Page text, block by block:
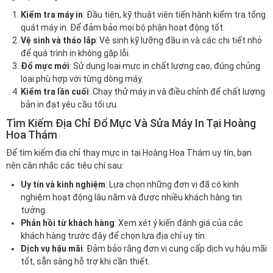
Kiểm tra máy in: Đầu tiên, kỹ thuật viên tiến hành kiểm tra tổng
quát máy in. Để đảm bảo mọi bộ phận hoạt động tốt.
Vệ sinh và tháo lắp: Vệ sinh kỹ lưỡng đầu in và các chi tiết nhỏ
để quá trình in không gặp lỗi.
Đổ mực mới: Sử dụng loại mực in chất lượng cao, đúng chủng
loại phù hợp với từng dòng máy.
Kiểm tra lần cuối: Chạy thử máy in và điều chỉnh để chất lượng
bản in đạt yêu cầu tối ưu.
Tìm Kiếm Địa Chỉ Đổ Mực Và Sửa Máy In Tại Hoàng
Hoa Thám
Để tìm kiếm địa chỉ thay mực in tại Hoàng Hoa Thám uy tín, bạn
nên cân nhắc các tiêu chí sau:
Uy tín và kinh nghiệm: Lựa chọn những đơn vị đã có kinh
nghiệm hoạt động lâu năm và được nhiều khách hàng tin
tưởng.
Phản hồi từ khách hàng: Xem xét ý kiến đánh giá của các
khách hàng trước đây để chọn lựa địa chỉ uy tín.
Dịch vụ hậu mãi: Đảm bảo rằng đơn vị cung cấp dịch vụ hậu mãi
tốt, sẵn sàng hỗ trợ khi cần thiết.